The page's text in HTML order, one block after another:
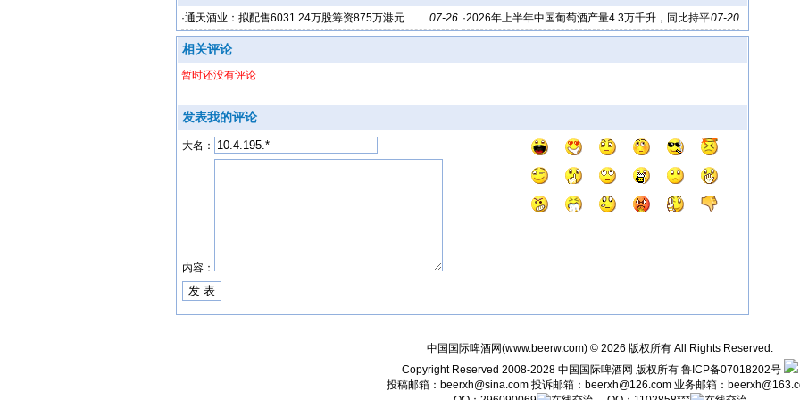
07-26
·通天酒业：拟配售6031.24万股筹资875万港元 07-20
·2026年上半年中国葡萄酒产量4.3万千升，同比持平
相关评论
暂时还没有评论
发表我的评论
大名：
内容：
中国国际啤酒网(www.beerw.com) © 2026 版权所有 All Rights Reserved.
Copyright Reserved 2008-2028 中国国际啤酒网 版权所有 鲁ICP备07018202号
投稿邮箱： beerxh@sina.com投诉邮箱： beerxh@126.com业务邮箱：